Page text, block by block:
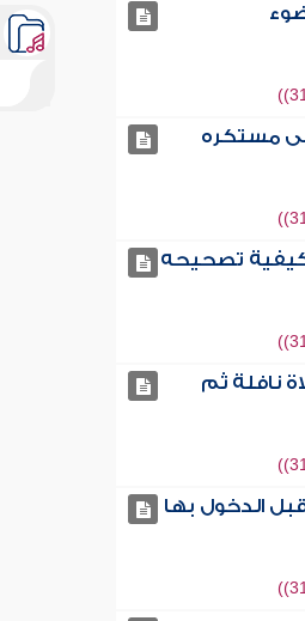
مستكره
تصحيحه
نافلة ثم
الدخول بها